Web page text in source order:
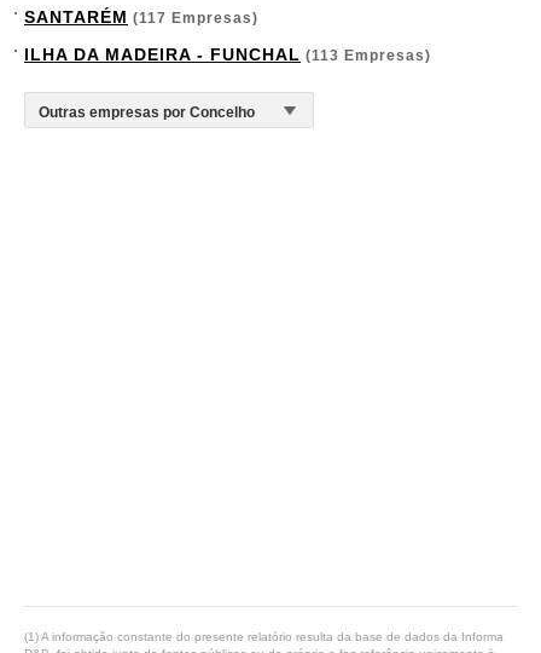
SANTARÉM (117 Empresas)
ILHA DA MADEIRA - FUNCHAL (113 Empresas)
(1) A informação constante do presente relatório resulta da base de dados da Informa